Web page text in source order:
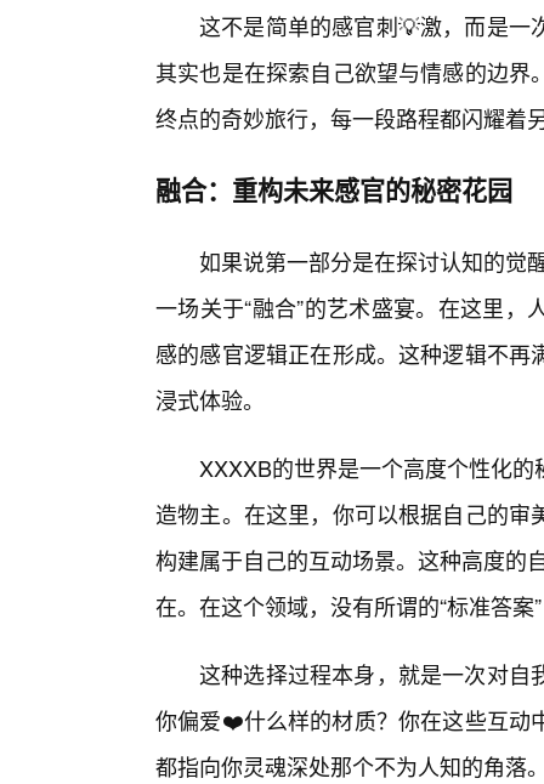
这不是简单的感官刺💡激，而是一
其实也是在探索自己欲望与情感的边
终点的奇妙旅行，每一段路程都闪耀着
融合：重构未来感官的秘密花园
如果说第一部分是在探讨认知的觉
一场关于“融合”的艺术盛宴。在这里
感的感官逻辑正在形成。这种逻辑不
浸式体验。
XXXXB的世界是一个高度个性化
造物主。在这里，你可以根据自己的
构建属于自己的互动场景。这种高度的
在。在这个领域，没有所谓的“标准答案
这种选择过程本身，就是一次对自
你偏爱❤️什么样的材质？你在这些互动
都指向你灵魂深处那个不为人知的角落